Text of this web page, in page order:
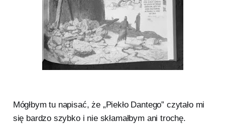
Mógłbym tu napisać, że „Piekło Dantego” czytało mi
się bardzo szybko i nie skłamałbym ani trochę.